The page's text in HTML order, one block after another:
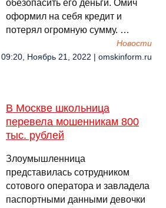
обезопасить его деньги. Омич
оформил на себя кредит и
потерял огромную сумму. …
Новости
09:20, Ноябрь 21, 2022 | omskinform.ru
В Москве школьница
перевела мошенникам 800
тыс. рублей
Злоумышленница
представилась сотрудником
сотового оператора и завладела
паспортными данными девочки